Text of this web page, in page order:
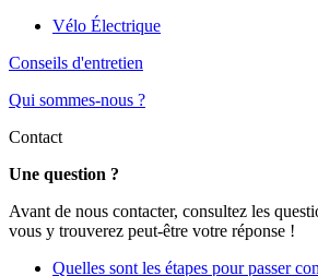
Vélo Électrique
Conseils d'entretien
Qui sommes-nous ?
Contact
Une question ?
Avant de nous contacter, consultez les
vous y trouverez peut-être votre réponse !
Quelles sont les étapes pour passer